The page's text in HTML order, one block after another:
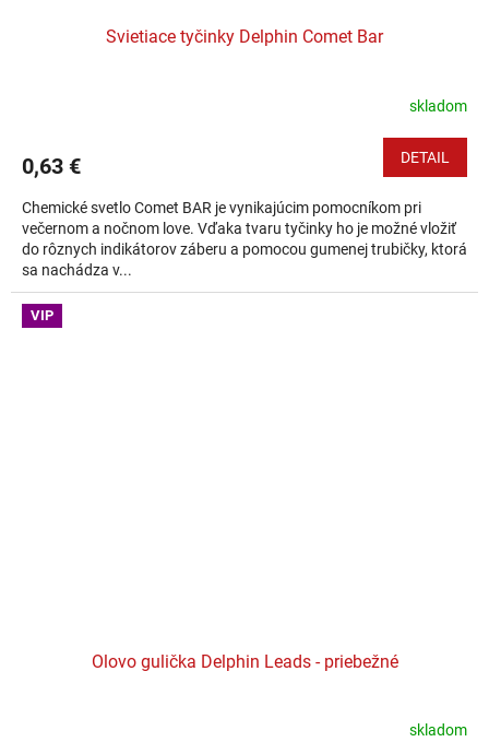
Svietiace tyčinky Delphin Comet Bar
skladom
0,63 € DETAIL
Chemické svetlo Comet BAR je vynikajúcim pomocníkom pri
večernom a nočnom love. Vďaka tvaru tyčinky ho je možné vložiť
do rôznych indikátorov záberu a pomocou gumenej trubičky, ktorá
sa nachádza v...
VIP
Olovo gulička Delphin Leads - priebežné
skladom